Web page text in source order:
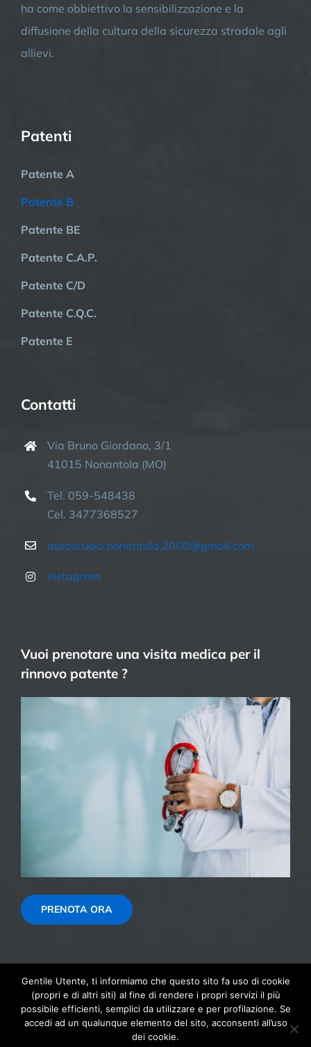
ha come obbiettivo la sensibilizzazione e la
diffusione della cultura della sicurezza stradale agli
allievi.
Patenti
Patente A
Patente B
Patente BE
Patente C.A.P.
Patente C/D
Patente C.Q.C.
Patente E
Contatti
Via Bruno Giordano, 3/1
41015 Nonantola (MO)
Tel. 059-548438
Cel. 3477368527
autoscuola.nonantola.2000@gmail.com
instagram
Vuoi prenotare una visita medica per il
rinnovo patente ?
PRENOTA ORA
© Copyright 1999 - 2026 | Autoscuola 2000 SNC di Montaguti
Andrea & C, CF: 04078970367 - PI: IT04078970367 Via Bruno
Gentile Utente, ti informiamo che questo sito fa uso di cookie
(propri e di altri siti) al fine di rendere i propri servizi il più
possibile efficienti, semplici da utilizzare e per profilazione. Se
accedi ad un qualunque elemento del sito, acconsenti all’uso
dei cookie.